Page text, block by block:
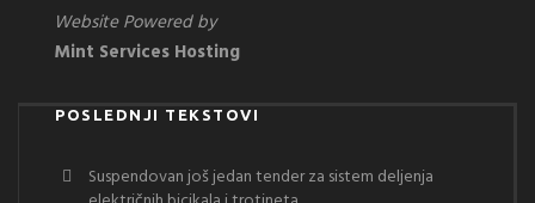
Website Powered by
Mint Services Hosting
POSLEDNJI TEKSTOVI
Suspendovan još jedan tender za sistem deljenja